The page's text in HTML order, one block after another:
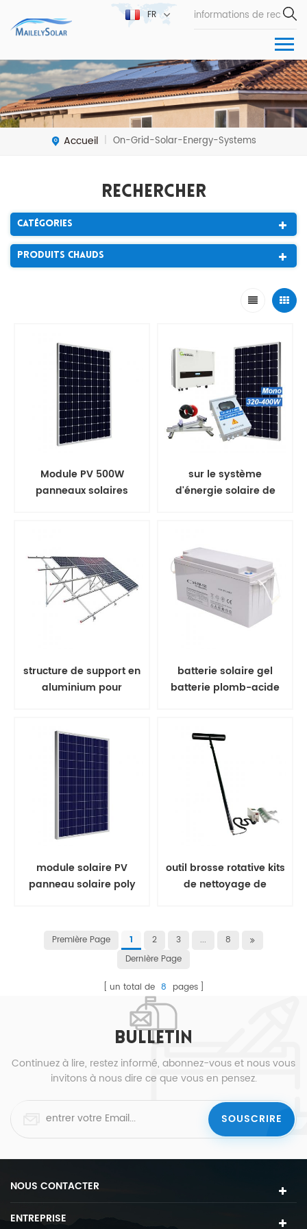
FR
Accueil | On-Grid-Solar-Energy-Systems
Rechercher
Catégories
Produits Chauds
Module PV 500W
panneaux solaires
sur le système
d'énergie solaire de
structure de support en
aluminium pour
batterie solaire gel
batterie plomb-acide
module solaire PV
panneau solaire poly
outil brosse rotative kits
de nettoyage de
Première Page 1 2 3 ...
8
Dernière Page
un total de 8 pages
BULLETIN
Continuez à lire, restez informé, abonnez-vous et nous vous
invitons à nous dire ce que vous en pensez.
NOUS CONTACTER
ENTREPRISE